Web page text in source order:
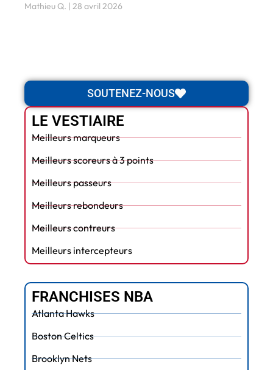
Mathieu Q. 28 avril 2026
SOUTENEZ-NOUS
LE VESTIAIRE
Meilleurs marqueurs
Meilleurs scoreurs à 3 points
Meilleurs passeurs
Meilleurs rebondeurs
Meilleurs contreurs
Meilleurs intercepteurs
FRANCHISES NBA
Atlanta Hawks
Boston Celtics
Brooklyn Nets